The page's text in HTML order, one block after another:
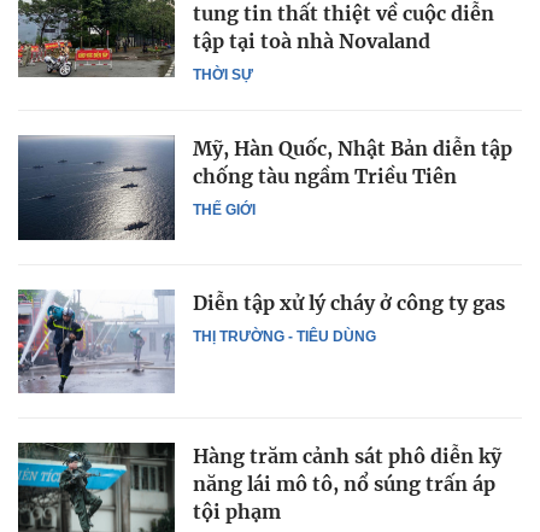
THỜI SỰ
tung tin thất thiệt về cuộc diễn
tập tại toà nhà Novaland
THẾ GIỚI
Mỹ, Hàn Quốc, Nhật Bản diễn tập
chống tàu ngầm Triều Tiên
THỊ TRƯỜNG - TIÊU DÙNG
Diễn tập xử lý cháy ở công ty gas
Hàng trăm cảnh sát phô diễn kỹ
năng lái mô tô, nổ súng trấn áp
tội phạm